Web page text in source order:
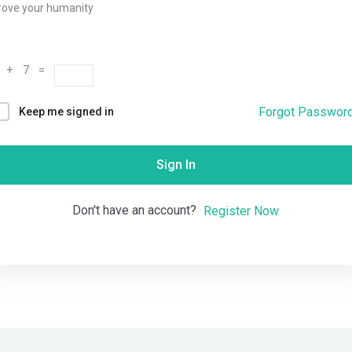
your humanity
+ 7 =
Keep me signed in Forgot
Sign In
Don't have an account? Register Now